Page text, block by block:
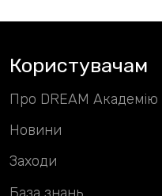
Користувачам
Про DREAM Академію
Новини
Заходи
База знань